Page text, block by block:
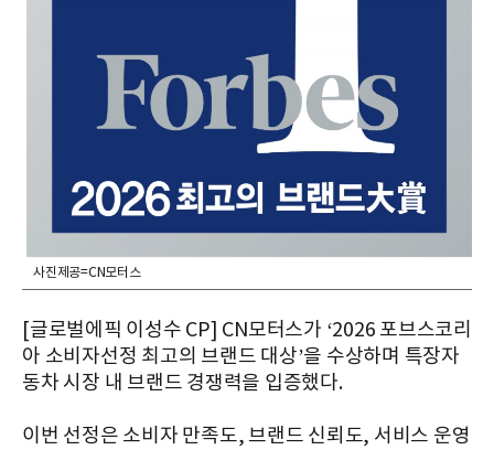
사진제공=CN모터스
[글로벌에픽 이성수 CP] CN모터스가 ‘2026 포브스코리
아 소비자선정 최고의 브랜드 대상’을 수상하며 특장자
동차 시장 내 브랜드 경쟁력을 입증했다.
이번 선정은 소비자 만족도, 브랜드 신뢰도, 서비스 운영